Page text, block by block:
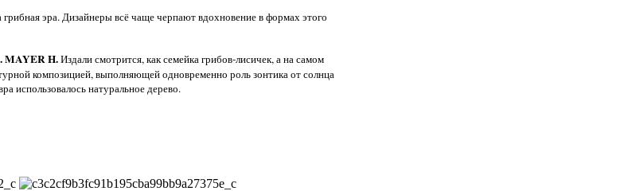
эра. Дизайнеры всё чаще черпают вдохновение в формах этого
MAYER H.Издали смотрится, как семейка грибов-лисичек, а на самом
композицией, выполняющей одновременно роль зонтика от солнца
использовалось натуральное дерево.